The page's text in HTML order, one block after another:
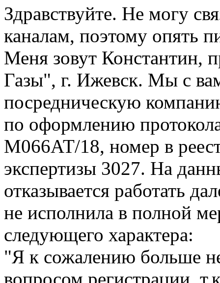
Здравствуйте. Не могу
каналам, поэтому опять
Меня зовут Константин,
Газы", г. Ижевск. Мы с
посредническую
по оформлению
М066АТ/18, номер в
экспертизы 3027. На
отказывается работать
не исполнила в полной
следующего характера:
"Я к сожалению больше